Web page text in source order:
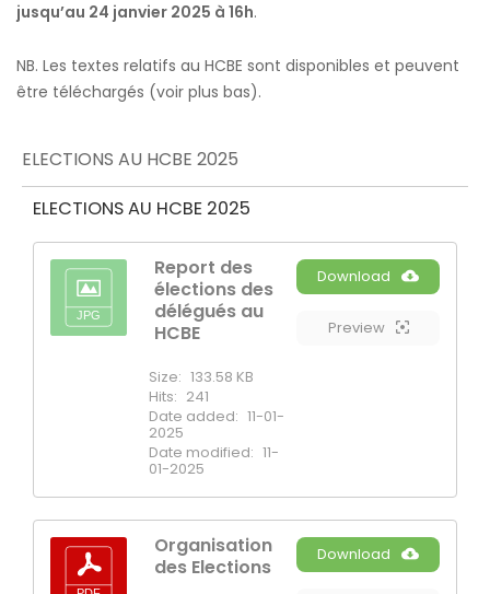
jusqu’au 24 janvier 2025 à 16h.
NB. Les textes relatifs au HCBE sont disponibles et peuvent
être téléchargés (voir plus bas).
ELECTIONS AU HCBE 2025
ELECTIONS AU HCBE 2025
Report des
élections des
délégués au
HCBE
Size: 133.58 KB
Hits: 241
Date added: 11-01-
2025
Date modified: 11-
01-2025
Download
Preview
Organisation
des Elections
Download